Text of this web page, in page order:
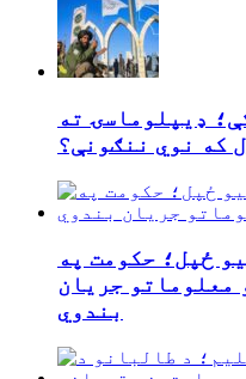
ډیپلوماسۍ ته
که نوي ننګونې؟
ځپل؛ حکومت په
معلوماتو جریان
بندوي